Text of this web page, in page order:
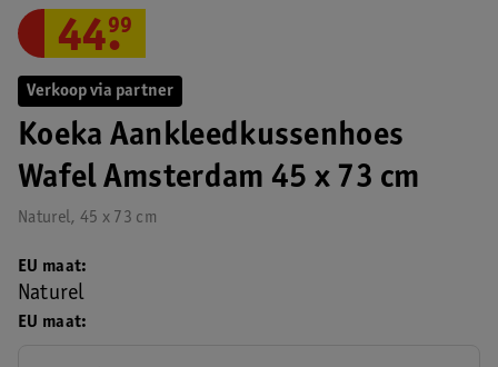
Verkoop via partner
Koeka Aankleedkussenhoes
Wafel Amsterdam 45 x 73 cm
Naturel, 45 x 73 cm
44.
99
EU maat
EU maat
Naturel